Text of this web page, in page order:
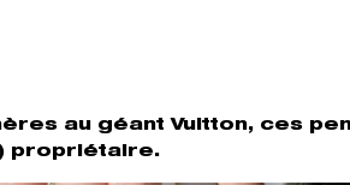
au géant Vuitton, ces
propriétaire.